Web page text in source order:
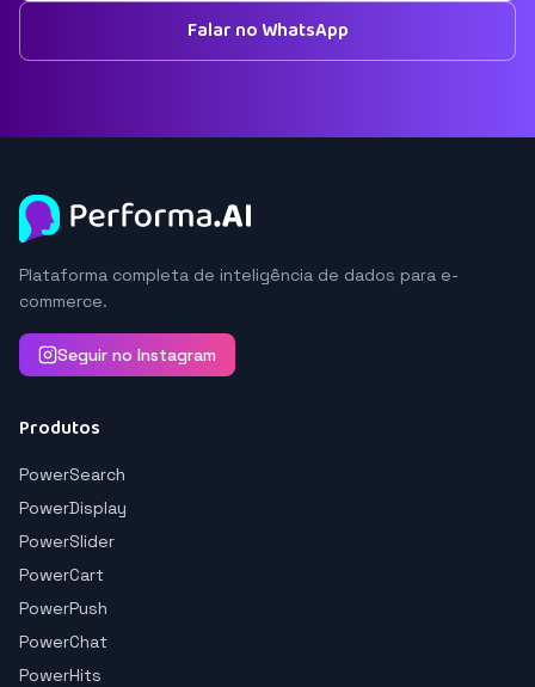
Falar no WhatsApp
Plataforma completa de inteligência de dados para e-
commerce.
Seguir no Instagram
Produtos
PowerSearch
PowerDisplay
PowerSlider
PowerCart
PowerPush
PowerChat
PowerHits